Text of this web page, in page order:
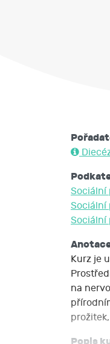
Sociální
Sociální
Sociální
Kurz je
na
Popis